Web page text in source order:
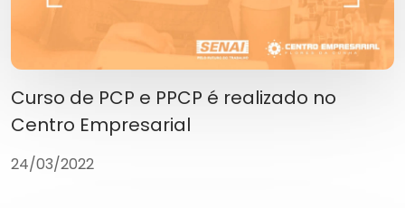
Curso de PCP e PPCP é realizado no
Centro Empresarial
24/03/2022